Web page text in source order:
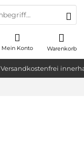
Versandkostenfrei
Warenkorb
Mein Konto